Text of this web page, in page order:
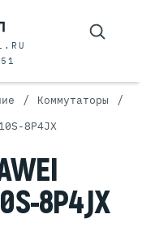
/ Коммутаторы /
8P4JX
8P4JX